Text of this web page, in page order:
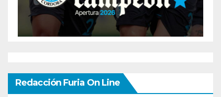
Redacción Furia On Line